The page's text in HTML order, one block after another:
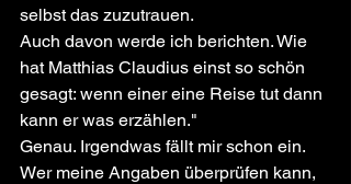
selbst das zuzutrauen.
Auch davon werde ich berichten. Wie
hat Matthias Claudius einst so schön
gesagt: wenn einer eine Reise tut dann
kann er was erzählen."
Genau. Irgendwas fällt mir schon ein.
Wer meine Angaben überprüfen kann,